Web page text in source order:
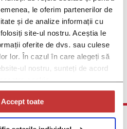
le oferim partenerilor de
și de analize informații cu
site-ul nostru. Aceștia le
oferite de dvs. sau culese
lor. În cazul în care alegeți să
ul nostru, sunteți de acord
cookie.
toate
Non-Hodgkin și sunteți
informații despre viitoarele studii
Hodgkin, vă rugăm să
și veți fi printre primii care vor
studii devin disponibile
înscriere